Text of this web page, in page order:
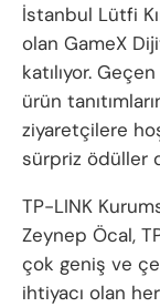
İstanbul Lütfi
olan GameX
katılıyor.
ürün
ziyaretçilere
sürpriz ödüller
TP-LINK
Zeynep Öcal,
çok geniş ve
ihtiyacı olan